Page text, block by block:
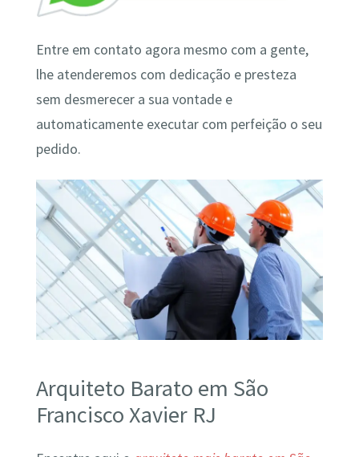
Entre em contato agora mesmo com a gente,
lhe atenderemos com dedicação e presteza
sem desmerecer a sua vontade e
automaticamente executar com perfeição o seu
pedido.
Arquiteto Barato em São
Francisco Xavier RJ